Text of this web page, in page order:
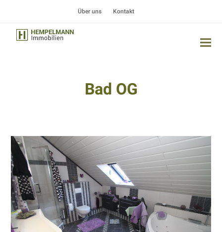
Über uns Kontakt
Bad OG